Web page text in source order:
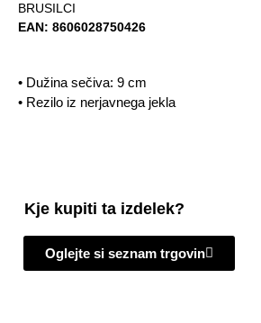
BRUSILCI
EAN: 8606028750426
• Dužina sečiva: 9 cm
• Rezilo iz nerjavnega jekla
Kje kupiti ta izdelek?
Oglejte si seznam trgovin